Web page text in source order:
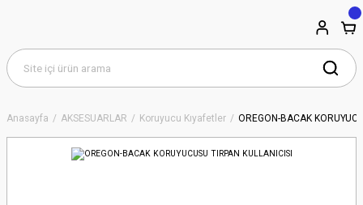
Anasayfa AKSESUARLAR Koruyucu Kıyafetler OREGON-BACAK